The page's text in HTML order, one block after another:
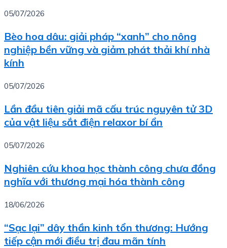
05/07/2026
Bèo hoa dâu: giải pháp “xanh” cho nông
nghiệp bền vững và giảm phát thải khí nhà
kính
05/07/2026
Lần đầu tiên giải mã cấu trúc nguyên tử 3D
của vật liệu sắt điện relaxor bí ẩn
05/07/2026
Nghiên cứu khoa học thành công chưa đồng
nghĩa với thương mại hóa thành công
18/06/2026
“Sạc lại” dây thần kinh tổn thương: Hướng
tiếp cận mới điều trị đau mãn tính